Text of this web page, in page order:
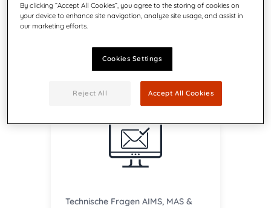
Wie können wir Ihnen
weiterhelfen?
Technische Fragen AIMS, MAS &
By clicking “Accept All Cookies”, you agree to the storing of cookies on
your device to enhance site navigation, analyze site usage, and assist in
our marketing efforts.
Cookies Settings
Reject All Accept All Cookies